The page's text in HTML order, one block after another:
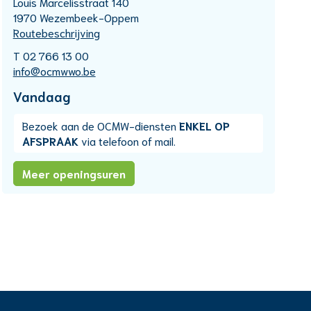
,1970 Wezembeek-Oppem
Routebeschrijving
T 02 766 13 00
E-
info@ocmwwo.be
Openingsuren
Vandaag
Bezoek aan de OCMW-dienstenENKEL OP
AFSPRAAK via telefoon of mail.
Meer openingsurenOCMW